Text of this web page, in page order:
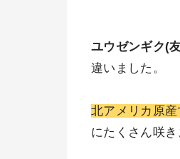
ユウゼンギク(
違いました。
北アメリカ原
にたくさん咲き